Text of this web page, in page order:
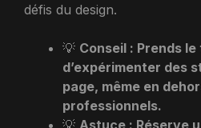
défis du design.
💡 Conseil : Prends le
d’expérimenter des
page, même en
professionnels.
💡 Astuce : Réserve